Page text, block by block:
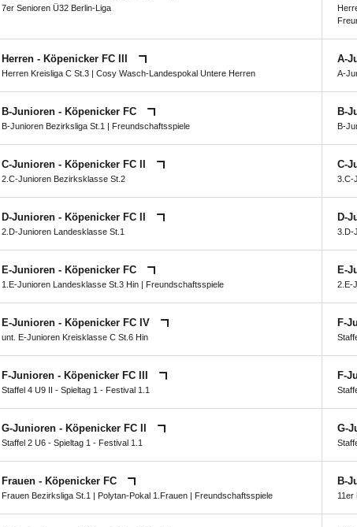
7er Senioren Ü32 Berlin-Liga
Herren - Köpenicker FC III
Herren Kreisliga C St.3| Cosy Wasch-Landespokal Untere Herren
A-
A-
B-Junioren - Köpenicker FC
B-Junioren Bezirksliga St.1 | Freundschaftsspiele
B-
B-
C-Junioren - Köpenicker FC II
2.C-Junioren Bezirksklasse St.2
C-
3.C-
D-Junioren - Köpenicker FC II
2.D-Junioren Landesklasse St.1
D-
3.D-
E-Junioren - Köpenicker FC
1.E-Junioren Landesklasse St.3 Hin| Freundschaftsspiele
E-
2.E-
E-Junioren - Köpenicker FC IV
unt. E-Junioren Kreisklasse C St.6 Hin
F-
F-Junioren - Köpenicker FC III
Staffel 4 U9 II - Spieltag 1 - Festival 1.1
F-
G-Junioren - Köpenicker FC II
Staffel 2 U6 - Spieltag 1 - Festival 1.1
G-
Frauen - Köpenicker FC
Frauen Bezirksliga St.1 | Polytan-Pokal 1.Frauen| Freundschaftsspiele
B-
11er